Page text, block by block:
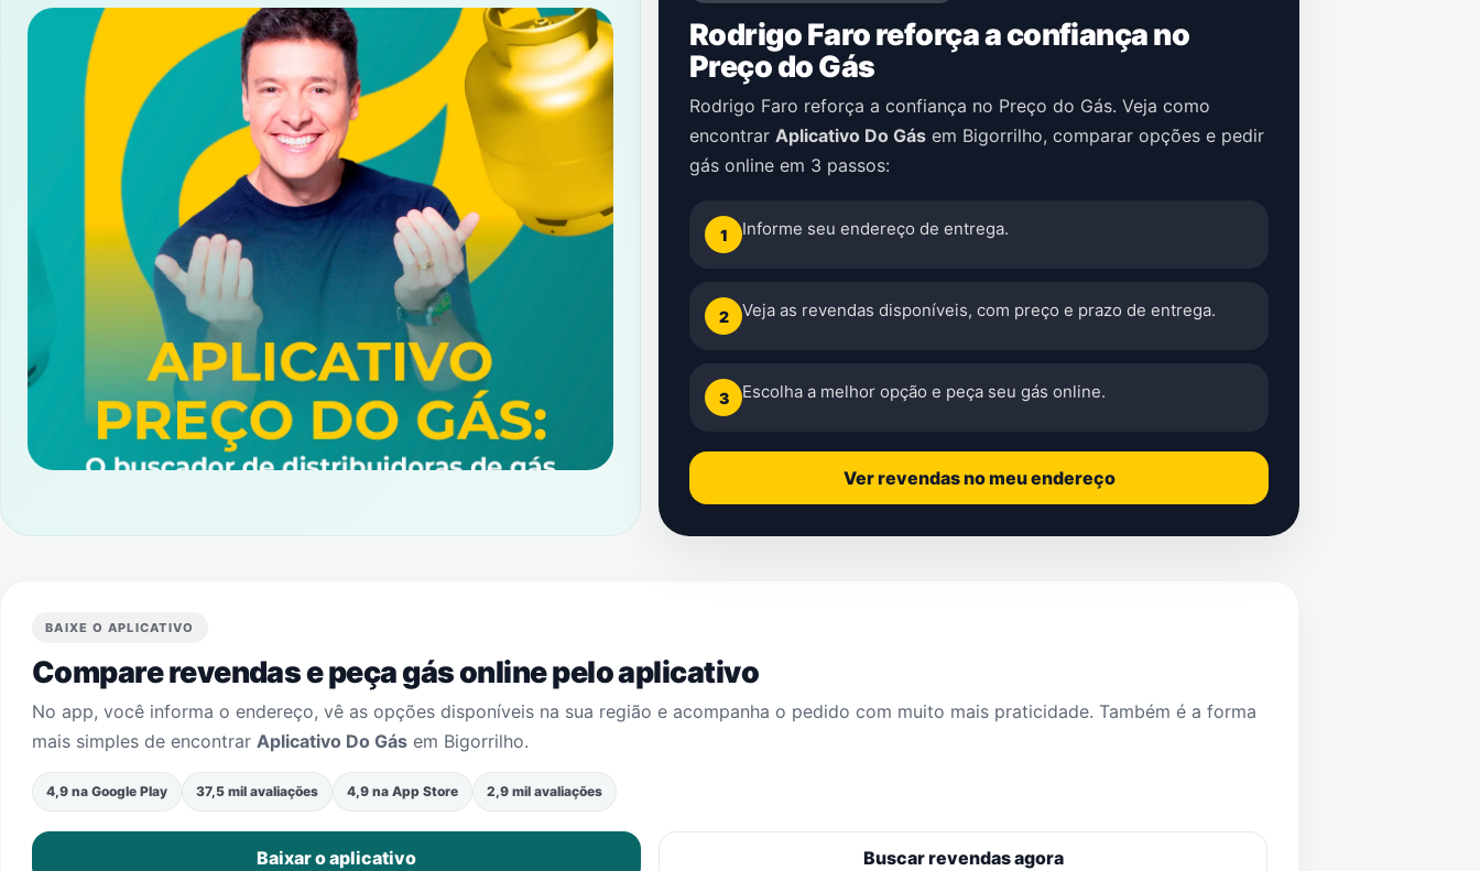
Rodrigo Faro reforça a confiança no
Preço do Gás
Rodrigo Faro reforça a confiança no Preço do Gás. Veja como
encontrar Aplicativo Do Gás em Bigorrilho, comparar opções e pedir
gás online em 3 passos:
1 Informe seu endereço de entrega.
2 Veja as revendas disponíveis, com preço e prazo de entrega.
3 Escolha a melhor opção e peça seu gás online.
Ver revendas no meu endereço
BAIXE O APLICATIVO
Compare revendas e peça gás online pelo aplicativo
No app, você informa o endereço, vê as opções disponíveis na sua região e acompanha o pedido com muito mais praticidade. Também é a forma
mais simples de encontrar Aplicativo Do Gás em Bigorrilho.
4,9 na Google Play 37,5 mil avaliações 4,9 na App Store 2,9 mil avaliações
Baixar o aplicativo Buscar revendas agora